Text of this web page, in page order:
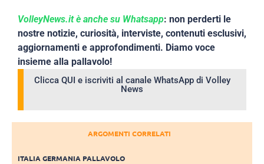
VolleyNews.it è anche su Whatsapp: non perderti le
nostre notizie, curiosità, interviste, contenuti esclusivi,
aggiornamenti e approfondimenti. Diamo voce
insieme alla pallavolo!
Clicca QUI e iscriviti al canale WhatsApp di Volley
News
ARGOMENTI CORRELATI
ITALIA GERMANIA PALLAVOLO